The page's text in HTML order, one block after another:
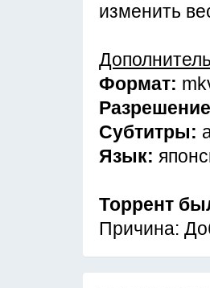
изменить
Формат:
Субтитры:
Язык:
Торрент
Причина: